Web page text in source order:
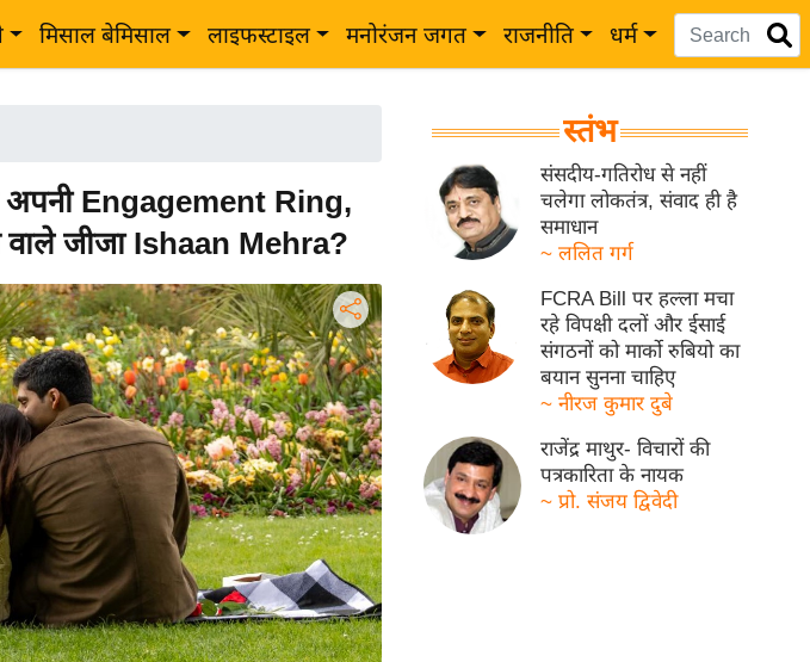
मिसाल बेमिसाल लाइफस्टाइल मनोरंजन जगत राजनीति धर्म
अपनी Engagement Ring,
जीजा Ishaan Mehra?
स्तंभ
संसदीय-गतिरोध से नहीं
चलेगा लोकतंत्र, संवाद ही है
समाधान
~ ललित गर्ग
FCRA Bill पर हल्ला मचा
रहे विपक्षी दलों और ईसाई
संगठनों को मार्को रुबियो का
बयान सुनना चाहिए
~ नीरज कुमार दुबे
राजेंद्र माथुर- विचारों की
पत्रकारिता के नायक
~ प्रो. संजय द्विवेदी